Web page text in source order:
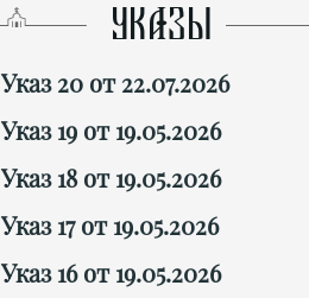
УКАЗЫ
Указ 20 от 22.07.2026
Указ 19 от 19.05.2026
Указ 18 от 19.05.2026
Указ 17 от 19.05.2026
Указ 16 от 19.05.2026